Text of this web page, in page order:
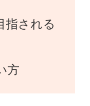
指される
方